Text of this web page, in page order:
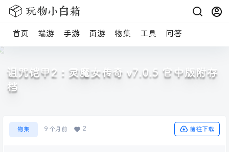
首页 端游 手游 页游 物集 工具 问答
诅咒铠甲2：灵魔女传奇 v7.0.5 官中版附存
档
物集 9 个月前 2 前往下载